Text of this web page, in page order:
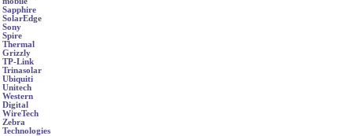
Sapphire
SolarEdge
Sony
Spire
Thermal
Grizzly
TP-Link
Trinasolar
Ubiquiti
Unitech
Western
Digital
WireTech
Zebra
Technologies